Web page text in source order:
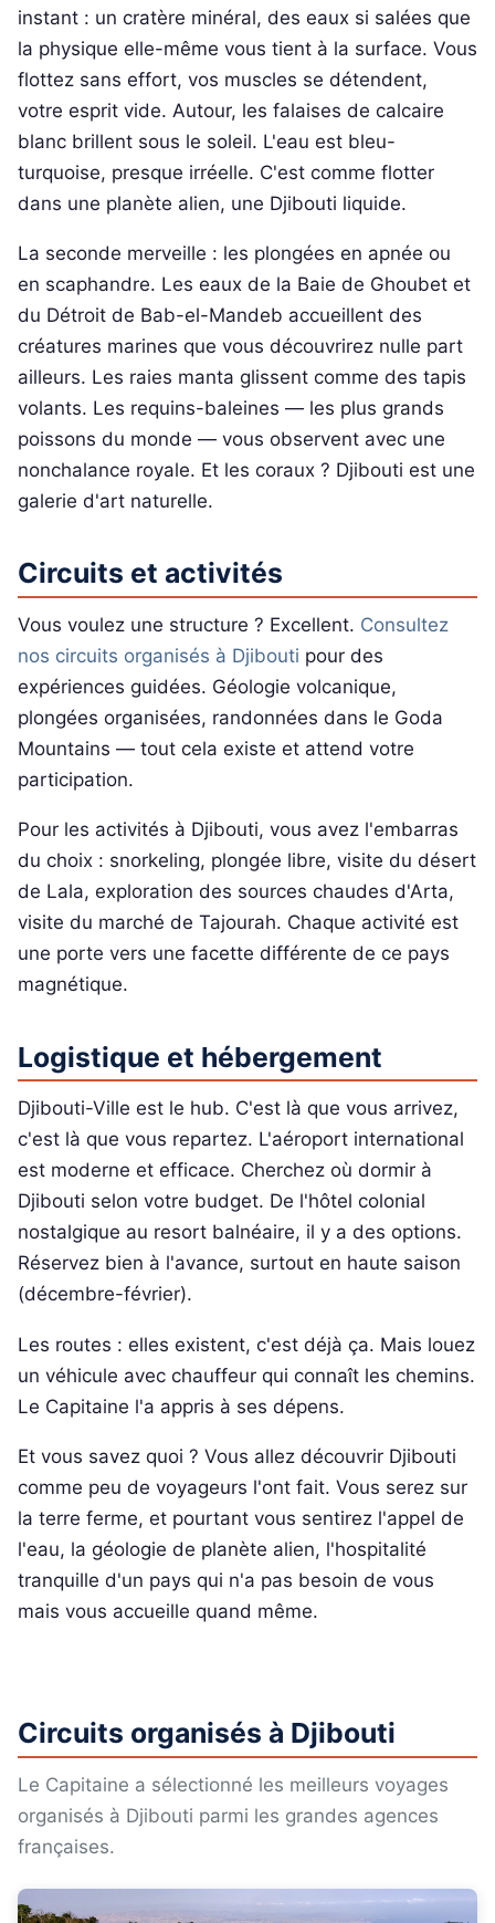
instant : un cratère minéral, des eaux si salées que
la physique elle-même vous tient à la surface. Vous
flottez sans effort, vos muscles se détendent,
votre esprit vide. Autour, les falaises de calcaire
blanc brillent sous le soleil. L'eau est bleu-
turquoise, presque irréelle. C'est comme flotter
dans une planète alien, une Djibouti liquide.
La seconde merveille : les plongées en apnée ou
en scaphandre. Les eaux de la Baie de Ghoubet et
du Détroit de Bab-el-Mandeb accueillent des
créatures marines que vous découvrirez nulle part
ailleurs. Les raies manta glissent comme des tapis
volants. Les requins-baleines — les plus grands
poissons du monde — vous observent avec une
nonchalance royale. Et les coraux ? Djibouti est une
galerie d'art naturelle.
Circuits et activités
Vous voulez une structure ? Excellent. Consultez
nos circuits organisés à Djibouti pour des
expériences guidées. Géologie volcanique,
plongées organisées, randonnées dans le Goda
Mountains — tout cela existe et attend votre
participation.
Pour les activités à Djibouti, vous avez l'embarras
du choix : snorkeling, plongée libre, visite du désert
de Lala, exploration des sources chaudes d'Arta,
visite du marché de Tajourah. Chaque activité est
une porte vers une facette différente de ce pays
magnétique.
Logistique et hébergement
Djibouti-Ville est le hub. C'est là que vous arrivez,
c'est là que vous repartez. L'aéroport international
est moderne et efficace. Cherchez où dormir à
Djibouti selon votre budget. De l'hôtel colonial
nostalgique au resort balnéaire, il y a des options.
Réservez bien à l'avance, surtout en haute saison
(décembre-février).
Les routes : elles existent, c'est déjà ça. Mais louez
un véhicule avec chauffeur qui connaît les chemins.
Le Capitaine l'a appris à ses dépens.
Et vous savez quoi ? Vous allez découvrir Djibouti
comme peu de voyageurs l'ont fait. Vous serez sur
la terre ferme, et pourtant vous sentirez l'appel de
l'eau, la géologie de planète alien, l'hospitalité
tranquille d'un pays qui n'a pas besoin de vous
mais vous accueille quand même.
Circuits organisés à Djibouti
Le Capitaine a sélectionné les meilleurs voyages
organisés à Djibouti parmi les grandes agences
françaises.